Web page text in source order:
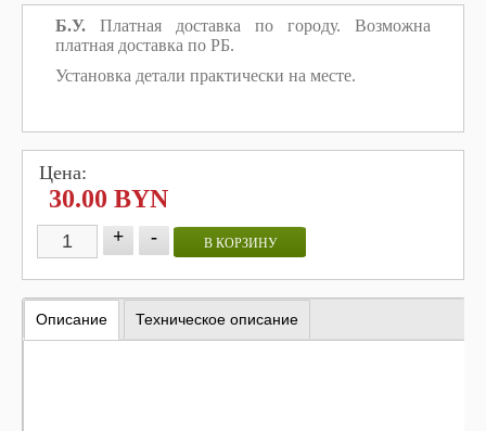
Б.У. Платная доставка по городу. Возможна
платная доставка по РБ.
Установка детали практически на месте.
Цена:
30.00 BYN
+ - В КОРЗИНУ
Описание Техническое описание